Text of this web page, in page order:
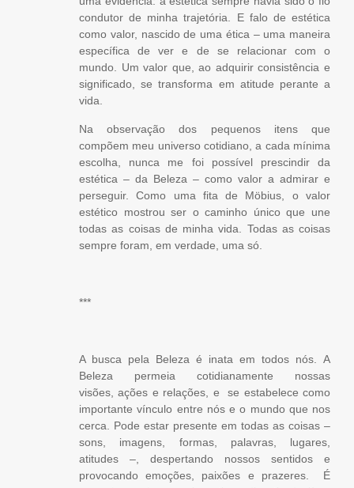
condutor de minha trajetória. E falo de estética
como valor, nascido de uma ética – uma maneira
específica de ver e de se relacionar com o
mundo. Um valor que, ao adquirir consistência e
significado, se transforma em atitude perante a
vida.
Na observação dos pequenos itens que
compõem meu universo cotidiano, a cada mínima
escolha, nunca me foi possível prescindir da
estética – da Beleza – como valor a admirar e
perseguir. Como uma fita de Möbius, o valor
estético mostrou ser o caminho único que une
todas as coisas de minha vida. Todas as coisas
sempre foram, em verdade, uma só.
***
A busca pela Beleza é inata em todos nós. A
Beleza permeia cotidianamente nossas
visões, ações e relações, e se estabelece como
importante vínculo entre nós e o mundo que nos
cerca. Pode estar presente em todas as coisas –
sons, imagens, formas, palavras, lugares,
atitudes –, despertando nossos sentidos e
provocando emoções, paixões e prazeres. É